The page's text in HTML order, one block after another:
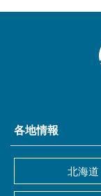
各地情報
北海道